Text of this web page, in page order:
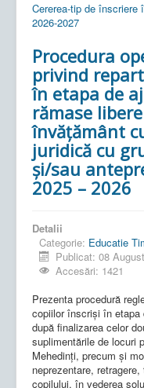
Cererea-tip de înscriere
2026-2027
Procedura
privind
în etapa de
rămase
învățământ
juridică cu
și/sau
2025 – 2026
Detalii
Categorie: Educatie
Publicat: 08
Accesări: 1421
Prezenta procedură
copiilor înscriși în etapa
după finalizarea celor
suplimentările de locuri
Mehedinți, precum și
neprezentare,
copilului, în vederea